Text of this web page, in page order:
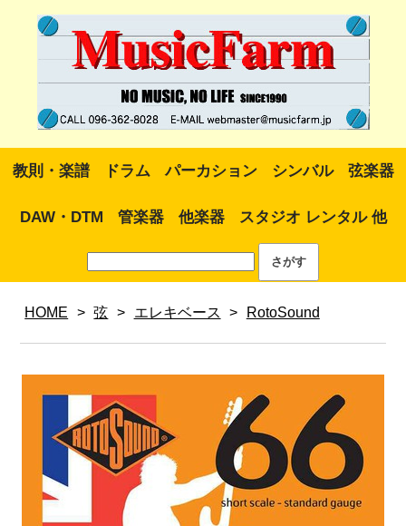
教則・楽譜 ドラム パーカション シンバル 弦楽器
DAW・DTM 管楽器 他楽器 スタジオ レンタル 他
HOME > 弦 > エレキベース > RotoSound